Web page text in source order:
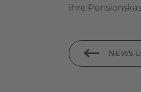
ihre
NEWS